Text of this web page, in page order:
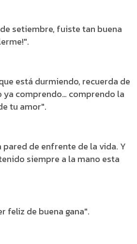
setiembre, fuiste tan buena
está durmiendo, recuerda de
comprendo… comprendo la
tu amor".
pared de enfrente de la vida. Y
siempre a la mano esta
feliz de buena gana".